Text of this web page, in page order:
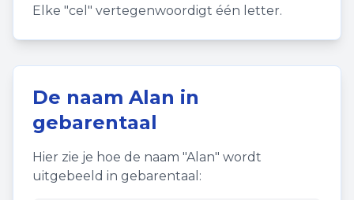
Elke "cel" vertegenwoordigt één letter.
De naam Alan in
gebarentaal
Hier zie je hoe de naam "Alan" wordt
uitgebeeld in gebarentaal: